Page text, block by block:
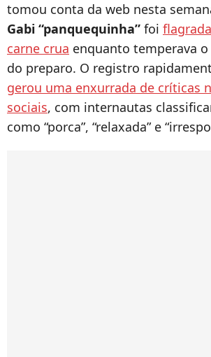
tomou conta da web nesta
Gabi “panquequinha” foi
carne crua enquanto temperava
do preparo. O registro
gerou uma enxurrada de críticas
sociais, com internautas
como “porca”, “relaxada” e